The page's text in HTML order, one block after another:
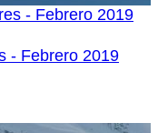
- Febrero 2019